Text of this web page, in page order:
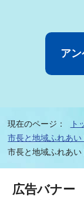
現在のページ： ト
市長と地域ふれあい
市長と地域ふれあい
広告バナー